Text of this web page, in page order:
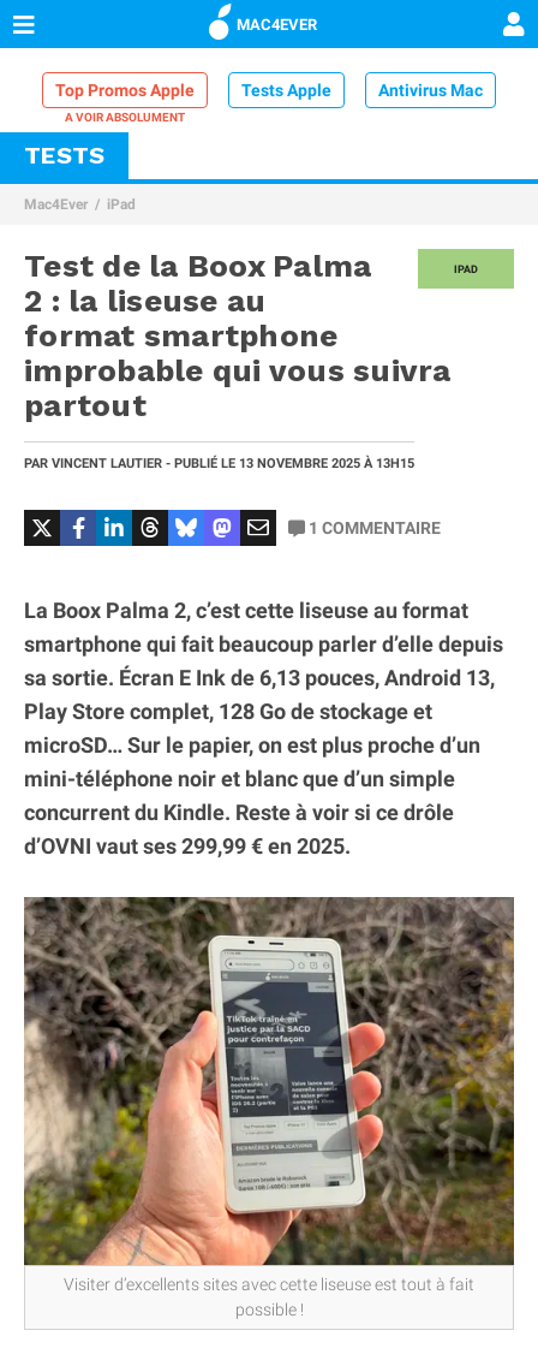
MAC4EVER
Top Promos Apple Tests Apple Antivirus Mac
VPN Mac
Comparatif iPhone
TESTS
Mac4Ever iPad
IPAD
Test de la Boox Palma
2 : la liseuse au
format smartphone
improbable qui vous suivra
partout
PAR VINCENT LAUTIER - PUBLIÉ LE 13 NOVEMBRE 2025 À 13H15
1 COMMENTAIRE
La Boox Palma 2, c’est cette liseuse au format
smartphone qui fait beaucoup parler d’elle depuis
sa sortie. Écran E Ink de 6,13 pouces, Android 13,
Play Store complet, 128 Go de stockage et
microSD… Sur le papier, on est plus proche d’un
mini-téléphone noir et blanc que d’un simple
concurrent du Kindle. Reste à voir si ce drôle
d’OVNI vaut ses 299,99 € en 2025.
Visiter d’excellents sites avec cette liseuse est tout à fait
possible !